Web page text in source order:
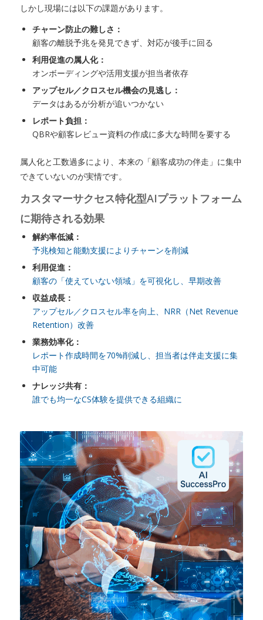
しかし現場には以下の課題があります。
チャーン防止の難しさ：
顧客の離脱予兆を発見できず、対応が後手に回る
利用促進の属人化：
オンボーディングや活用支援が担当者依存
アップセル／クロスセル機会の見逃し：
データはあるが分析が追いつかない
レポート負担：
QBRや顧客レビュー資料の作成に多大な時間を要する
属人化と工数過多により、本来の「顧客成功の伴走」に集中
できていないのが実情です。
カスタマーサクセス特化型AIプラットフォーム
に期待される効果
解約率低減：
予兆検知と能動支援によりチャーンを削減
利用促進：
顧客の「使えていない領域」を可視化し、早期改善
収益成長：
アップセル／クロスセル率を向上、NRR（Net Revenue
Retention）改善
業務効率化：
レポート作成時間を70%削減し、担当者は伴走支援に集
中可能
ナレッジ共有：
誰でも均一なCS体験を提供できる組織に